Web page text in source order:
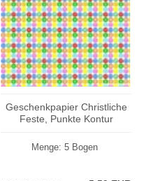
Geschenkpapier Christliche
Feste, Punkte Kontur
Menge: 5 Bogen